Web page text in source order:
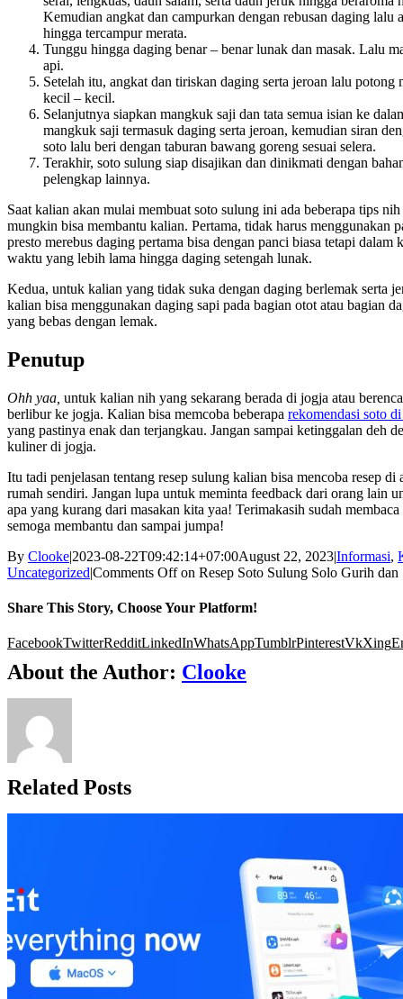
Kemudian angkat dan campurkan dengan rebusan daging lalu
hingga tercampur merata.
Tunggu hingga daging benar – benar lunak dan masak. Lalu
api.
Setelah itu, angkat dan tiriskan daging serta jeroan lalu potong
kecil – kecil.
Selanjutnya siapkan mangkuk saji dan tata semua isian ke
mangkuk saji termasuk daging serta jeroan, kemudian siran
soto lalu beri dengan taburan bawang goreng sesuai selera.
Terakhir, soto sulung siap disajikan dan dinikmati dengan
pelengkap lainnya.
Saat kalian akan mulai membuat soto sulung ini ada beberapa tips
mungkin bisa membantu kalian. Pertama, tidak harus menggunakan
presto merebus daging pertama bisa dengan panci biasa tetapi dalam
waktu yang lebih lama hingga daging setengah lunak.
Kedua, untuk kalian yang tidak suka dengan daging berlemak serta
kalian bisa menggunakan daging sapi pada bagian otot atau bagian
yang bebas dengan lemak.
Penutup
Ohh yaa, untuk kalian nih yang sekarang berada di jogja atau
berlibur ke jogja. Kalian bisa memcoba beberapa rekomendasi soto
yang pastinya enak dan terjangkau. Jangan sampai ketinggalan deh
kuliner di jogja.
Itu tadi penjelasan tentang resep sulung kalian bisa mencoba resep di
rumah sendiri. Jangan lupa untuk meminta feedback dari orang lain
apa yang kurang dari masakan kita yaa! Terimakasih sudah
semoga membantu dan sampai jumpa!
By Clooke|2023-08-22T09:42:14+07:00August 22, 2023|Informasi,
Uncategorized|Comments Offon Resep Soto Sulung Solo Gurih dan
Share This Story, Choose Your Platform!
FacebookTwitterRedditLinkedInWhatsAppTumblrPinterestVkXing
About the Author: Clooke
Related Posts